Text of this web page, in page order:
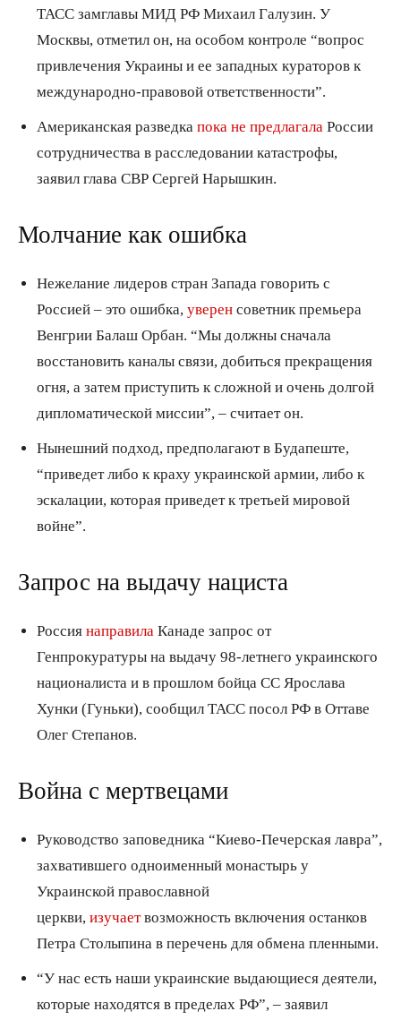
ТАСС замглавы МИД РФ Михаил Галузин. У
Москвы, отметил он, на особом контроле “вопрос
привлечения Украины и ее западных кураторов к
международно-правовой ответственности”.
Американская разведка пока не предлагала России
сотрудничества в расследовании катастрофы,
заявил глава СВР Сергей Нарышкин.
Молчание как ошибка
Нежелание лидеров стран Запада говорить с
Россией – это ошибка, уверен советник премьера
Венгрии Балаш Орбан. “Мы должны сначала
восстановить каналы связи, добиться прекращения
огня, а затем приступить к сложной и очень долгой
дипломатической миссии”, – считает он.
Нынешний подход, предполагают в Будапеште,
“приведет либо к краху украинской армии, либо к
эскалации, которая приведет к третьей мировой
войне”.
Запрос на выдачу нациста
Россия направила Канаде запрос от
Генпрокуратуры на выдачу 98-летнего украинского
националиста и в прошлом бойца СС Ярослава
Хунки (Гуньки), сообщил ТАСС посол РФ в Оттаве
Олег Степанов.
Война с мертвецами
Руководство заповедника “Киево-Печерская лавра”,
захватившего одноименный монастырь у
Украинской православной
церкви, изучаетвозможность включения останков
Петра Столыпина в перечень для обмена пленными.
“У нас есть наши украинские выдающиеся деятели,
которые находятся в пределах РФ”, – заявил